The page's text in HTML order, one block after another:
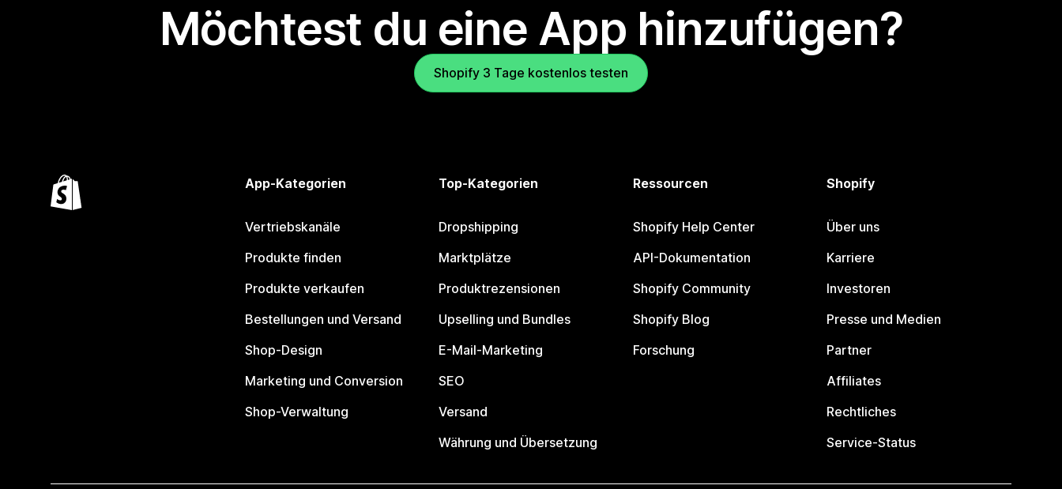
Möchtest du eine App hinzufügen?
Shopify 3 Tage kostenlos testen
App-Kategorien
Vertriebskanäle
Produkte finden
Produkte verkaufen
Bestellungen und Versand
Shop-Design
Marketing und Conversion
Shop-Verwaltung
Top-Kategorien
Dropshipping
Marktplätze
Produktrezensionen
Upselling und Bundles
E-Mail-Marketing
SEO
Versand
Währung und Übersetzung
Ressourcen
Shopify Help Center
API-Dokumentation
Shopify Community
Shopify Blog
Forschung
Shopify
Über uns
Karriere
Investoren
Presse und Medien
Partner
Affiliates
Rechtliches
Service-Status